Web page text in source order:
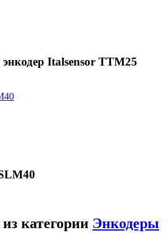
Italsensor TTM25
категории Энкодеры